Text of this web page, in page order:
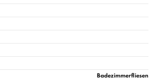
Badezimmerfliesen